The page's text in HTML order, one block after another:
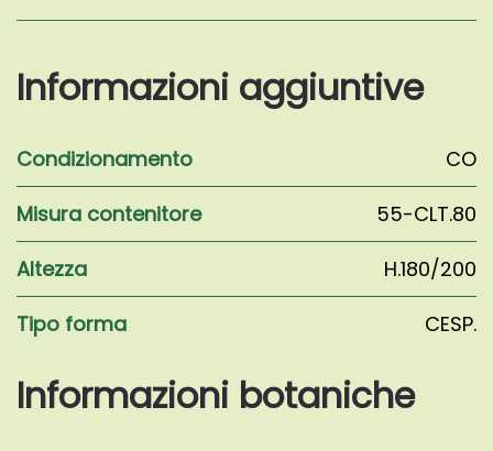
Informazioni aggiuntive
Condizionamento
CO
Misura contenitore
55-CLT.80
Altezza
H.180/200
Tipo forma
CESP.
Informazioni botaniche